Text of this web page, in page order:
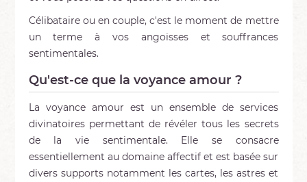
Célibataire ou en couple, c'est le moment de mettre
un terme à vos angoisses et souffrances
sentimentales.
Qu'est-ce que la voyance amour ?
La voyance amour est un ensemble de services
divinatoires permettant de révéler tous les secrets
de la vie sentimentale. Elle se consacre
essentiellement au domaine affectif et est basée sur
divers supports notamment les cartes, les astres et